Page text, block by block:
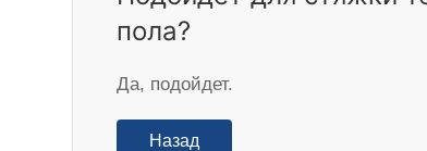
пола?
Да, подойдет.
Назад